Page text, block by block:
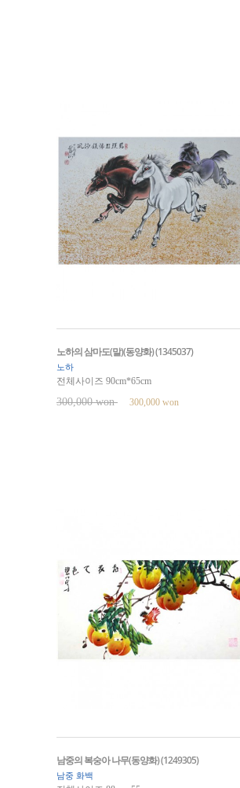
노하의 삼마도(말)(동양화) (1345037)
노하
전체사이즈 90cm*65cm
300,000 won 300,000 won
남중의 복숭아 나무(동양화) (1249305)
남중 화백